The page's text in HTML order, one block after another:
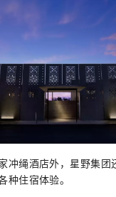
冲绳酒店外，星野集团
种住宿体验。